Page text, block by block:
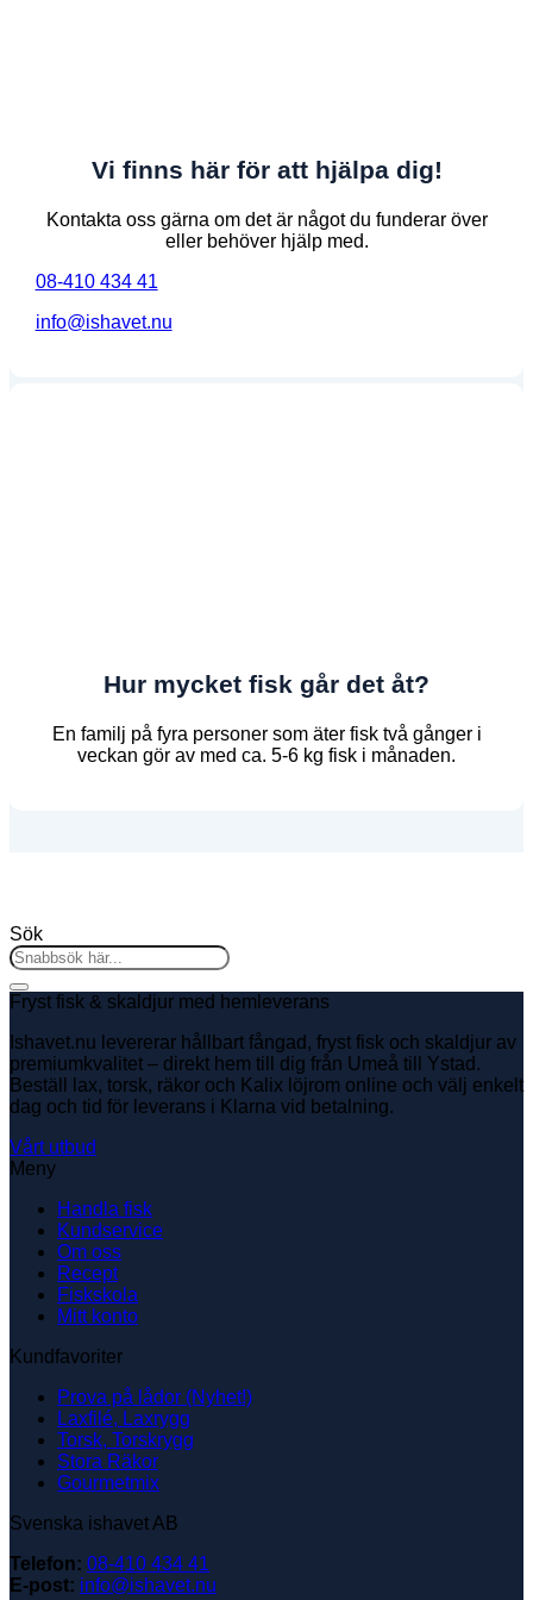
Vi finns här för att hjälpa dig!
Kontakta oss gärna om det är något du funderar över
eller behöver hjälp med.
08-410 434 41
info@ishavet.nu
Hur mycket fisk går det åt?
En familj på fyra personer som äter fisk två gånger i
veckan gör av med ca. 5-6 kg fisk i månaden.
Sök
Sök
efter:
Fryst fisk & skaldjur med hemleverans
Ishavet.nu levererar hållbart fångad, fryst fisk och skaldjur av
premiumkvalitet – direkt hem till dig från Umeå till Ystad.
Beställ lax, torsk, räkor och Kalix löjrom online och välj enkelt
dag och tid för leverans i Klarna vid betalning.
Vårt utbud
Meny
Handla fisk
Kundservice
Om oss
Recept
Fiskskola
Mitt konto
Kundfavoriter
Prova på lådor (Nyhet!)
Laxfilé, Laxrygg
Torsk, Torskrygg
Stora Räkor
Gourmetmix
Svenska ishavet AB
Telefon: 08-410 434 41
E-post: info@ishavet.nu